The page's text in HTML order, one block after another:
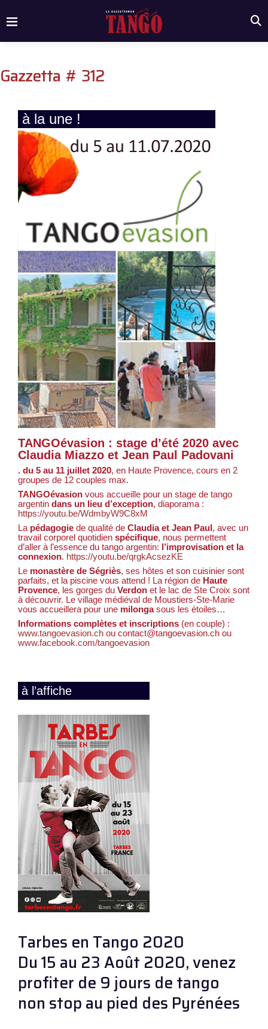
Gazzetta # 312
à la une !
TANGOévasion : stage d’été 2020 avec
Claudia Miazzo et Jean Paul Padovani
. du 5 au 11 juillet 2020, en Haute Provence, cours en 2
groupes de 12 couples max.
TANGOévasion vous accueille pour un stage de tango
argentin dans un lieu d’exception, diaporama :
https://youtu.be/WdmbyW9C8xM
La pédagogie de qualité de Claudia et Jean Paul, avec un
travail corporel quotidien spécifique, nous permettent
d’aller à l’essence du tango argentin: l’improvisation et la
connexion. https://youtu.be/qrgkAcsezKE
Le monastère de Ségriès, ses hôtes et son cuisinier sont
parfaits, et la piscine vous attend ! La région de Haute
Provence, les gorges du Verdon et le lac de Ste Croix sont
à découvrir. Le village médiéval de Moustiers-Ste-Marie
vous accueillera pour une milongasous les étoiles…
Informations complètes et inscriptions (en couple) :
www.tangoevasion.ch ou contact@tangoevasion.ch ou
www.facebook.com/tangoevasion
à l’affiche
Tarbes en Tango 2020
Du 15 au 23 Août 2020, venez
profiter de 9 jours de tango
non stop au pied des Pyrénées